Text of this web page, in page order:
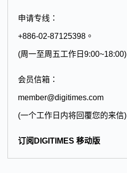
申请专线：
+886-02-87125398。
(周一至周五工作日9:00~18:00)
会员信箱：
member@digitimes.com
(一个工作日内将回覆您的来信)
订阅DIGITIMES 移动版